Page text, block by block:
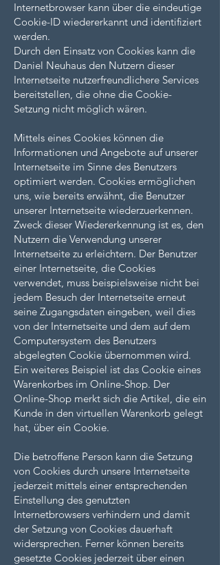
Internetbrowser kann über die eindeutige
Cookie-ID wiedererkannt und identifiziert
werden.
Durch den Einsatz von Cookies kann die
Daniel Neuhaus den Nutzern dieser
Internetseite nutzerfreundlichere Services
bereitstellen, die ohne die Cookie-
Setzung nicht möglich wären.
Mittels eines Cookies können die
Informationen und Angebote auf unserer
Internetseite im Sinne des Benutzers
optimiert werden. Cookies ermöglichen
uns, wie bereits erwähnt, die Benutzer
unserer Internetseite wiederzuerkennen.
Zweck dieser Wiedererkennung ist es, den
Nutzern die Verwendung unserer
Internetseite zu erleichtern. Der Benutzer
einer Internetseite, die Cookies
verwendet, muss beispielsweise nicht bei
jedem Besuch der Internetseite erneut
seine Zugangsdaten eingeben, weil dies
von der Internetseite und dem auf dem
Computersystem des Benutzers
abgelegten Cookie übernommen wird.
Ein weiteres Beispiel ist das Cookie eines
Warenkorbes im Online-Shop. Der
Online-Shop merkt sich die Artikel, die ein
Kunde in den virtuellen Warenkorb gelegt
hat, über ein Cookie.
Die betroffene Person kann die Setzung
von Cookies durch unsere Internetseite
jederzeit mittels einer entsprechenden
Einstellung des genutzten
Internetbrowsers verhindern und damit
der Setzung von Cookies dauerhaft
widersprechen. Ferner können bereits
gesetzte Cookies jederzeit über einen